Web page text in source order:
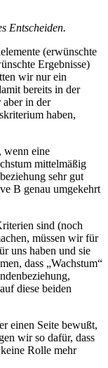
Entscheiden.
(erwünschte
Ergebnisse)
wir nur ein
bereits in der
in der
haben,
, wenn eine
mittelmäßig
sehr gut
B genau umgekehrt
sind (noch
müssen wir für
uns haben und sie
dass „Wachstum“
diese beiden
einen Seite bewußt,
wir so dafür, dass
Rolle mehr